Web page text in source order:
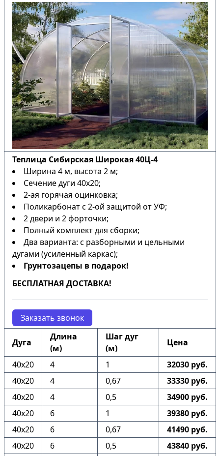
Теплица Сибирская Широкая 40Ц-4
Ширина 4 м, высота 2 м;
Сечение дуги 40х20;
2-ая горячая оцинковка;
Поликарбонат с 2-ой защитой от УФ;
2 двери и 2 форточки;
Полный комплект для сборки;
Два варианта: с разборными и цельными
дугами (усиленный каркас);
Грунтозацепы в подарок!
БЕСПЛАТНАЯ ДОСТАВКА!
Заказать звонок
Дуга
Длина
(м)
Шаг дуг
(м)
Цена
40х20 4 1
32030 руб.
40х20
4 0,67
33330 руб.
40х20
4 0,5
34900 руб.
40х20
6 1
39380 руб.
40х20
6 0,67
41490 руб.
40х20
6 0,5
43840 руб.